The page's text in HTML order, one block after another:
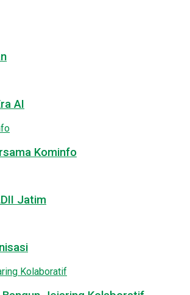
AI
Kominfo
Jatim